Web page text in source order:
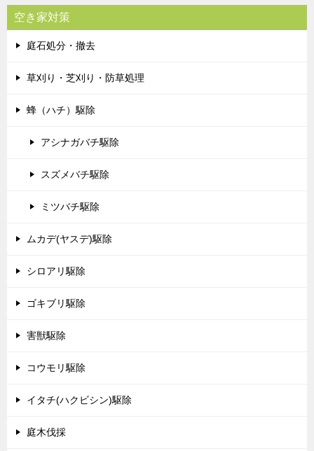
空き家対策
庭石処分・撤去
草刈り・芝刈り・防草処理
蜂（ハチ）駆除
アシナガバチ駆除
スズメバチ駆除
ミツバチ駆除
ムカデ(ヤスデ)駆除
シロアリ駆除
ゴキブリ駆除
害獣駆除
コウモリ駆除
イタチ(ハクビシン)駆除
庭木伐採